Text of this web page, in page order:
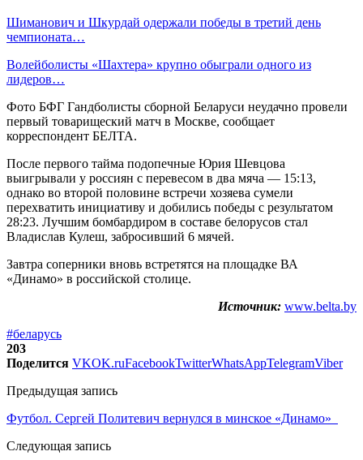
Шиманович и Шкурдай одержали победы в третий день
чемпионата…
Волейболисты «Шахтера» крупно обыграли одного из
лидеров…
Фото БФГ Гандболисты сборной Беларуси неудачно провели
первый товарищеский матч в Москве, сообщает
корреспондент БЕЛТА.
После первого тайма подопечные Юрия Шевцова
выигрывали у россиян с перевесом в два мяча — 15:13,
однако во второй половине встречи хозяева сумели
перехватить инициативу и добились победы с результатом
28:23. Лучшим бомбардиром в составе белорусов стал
Владислав Кулеш, забросивший 6 мячей.
Завтра соперники вновь встретятся на площадке ВА
«Динамо» в российской столице.
Источник: www.belta.by
#беларусь
203
Поделится VKOK.ruFacebookTwitterWhatsAppTelegramViber
Предыдущая запись
Футбол. Сергей Политевич вернулся в минское «Динамо»
Следующая запись